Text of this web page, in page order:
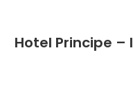
Hotel Principe –